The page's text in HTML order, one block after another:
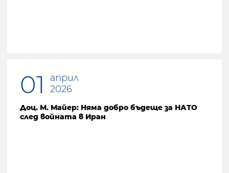
01
април
2026
Доц. М. Майер: Няма добро бъдеще за НАТО
след войната в Иран